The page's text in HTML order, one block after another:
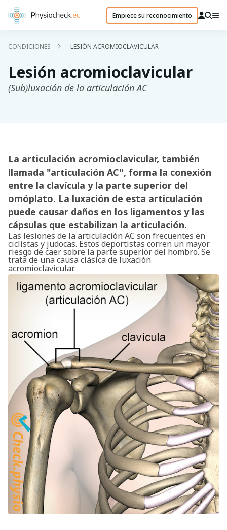
Empiece su reconocimiento
CONDICIONES LESIÓN ACROMIOCLAVICULAR
Lesión acromioclavicular
(Sub)luxación de la articulación AC
La articulación acromioclavicular, también
llamada "articulación AC", forma la conexión
entre la clavícula y la parte superior del
omóplato. La luxación de esta articulación
puede causar daños en los ligamentos y las
cápsulas que estabilizan la articulación.
Las lesiones de la articulación AC son frecuentes en
ciclistas y judocas. Estos deportistas corren un mayor
riesgo de caer sobre la parte superior del hombro. Se
trata de una causa clásica de luxación
acromioclavicular.